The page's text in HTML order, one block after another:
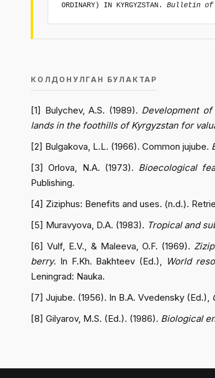
ORDINARY) IN KYRGYZSTAN. Bulletin of
КОЛДОНУЛГАН БУЛАКТАР
[1] Bulychev, A.S. (1989). Development
lands in the foothills of Kyrgyzstan for
[2] Bulgakova, L.L. (1966). Common jujube.
[3] Orlova, N.A. (1973). Bioecological
Publishing.
[4] Ziziphus: Benefits and uses. (n.d.).
[5] Muravyova, D.A. (1983). Tropical and
[6] Vulf, E.V., & Maleeva, O.F. (1969).
berry. In F.Kh. Bakhteev (Ed.), World
Leningrad: Nauka.
[7] Jujube. (1956). In B.A. Vvedensky (Ed.),
[8] Gilyarov, M.S. (Ed.). (1986). Biological